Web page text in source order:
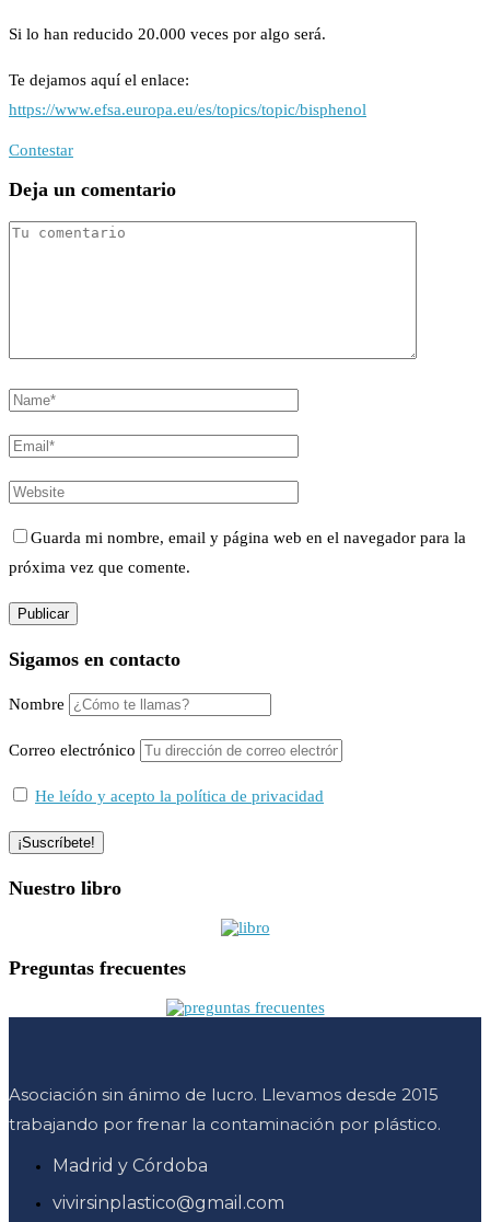
Si lo han reducido 20.000 veces por algo será.
Te dejamos aquí el enlace:
https://www.efsa.europa.eu/es/topics/topic/bisphenol
Contestar
Deja un comentario
Guarda mi nombre, email y página web en el navegador para la
próxima vez que comente.
Sigamos en contacto
Nombre
Correo electrónico
He leído y acepto la política de privacidad
Nuestro libro
Preguntas frecuentes
Asociación sin ánimo de lucro. Llevamos desde 2015
trabajando por frenar la contaminación por plástico.
Madrid y Córdoba
vivirsinplastico@gmail.com